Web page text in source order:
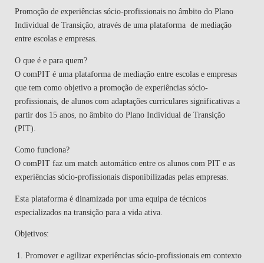
Promoção de experiências sócio-profissionais no âmbito do Plano
Individual de Transição, através de uma plataforma ​ de mediação
entre escolas e empresas.
O que é e para quem?
O comPIT é uma plataforma de mediação entre escolas e empresas
que tem como objetivo a promoção de experiências sócio-
profissionais, de alunos com adaptações curriculares significativas a
partir dos 15 anos, no âmbito do Plano Individual de Transição
(PIT).
Como funciona?
O comPIT faz um match automático entre os alunos com PIT e as
experiências sócio-profissionais disponibilizadas pelas empresas.
Esta plataforma é dinamizada por uma equipa de técnicos
especializados na transição para a vida ativa.
Objetivos:
Promover e agilizar experiências sócio-profissionais em contexto